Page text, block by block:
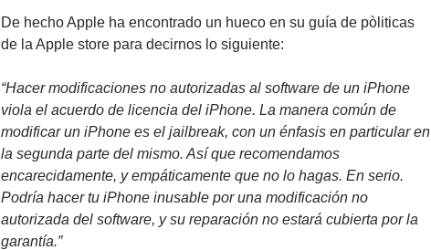
De hecho Apple ha encontrado un hueco en su guía de pòliticas
de la Apple store para decirnos lo siguiente:
“Hacer modificaciones no autorizadas al software de un iPhone
viola el acuerdo de licencia del iPhone. La manera común de
modificar un iPhone es el jailbreak, con un énfasis en particular en
la segunda parte del mismo. Así que recomendamos
encarecidamente, y empáticamente que no lo hagas. En serio.
Podría hacer tu iPhone inusable por una modificación no
autorizada del software, y su reparación no estará cubierta por la
garantía.”